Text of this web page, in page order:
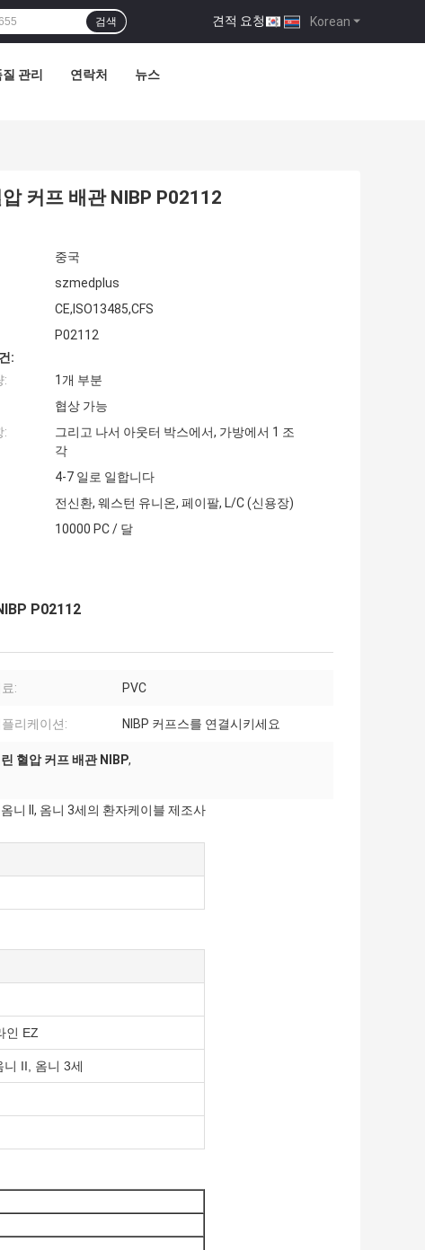
Korean
견적 요청 |
검색
질 관리 연락처 뉴스
커프 배관 NIBP P02112
중국
szmedplus
CE,ISO13485,CFS
P02112
:
:
1개 부분
협상 가능
:
그리고 나서 아웃터 박스에서, 가방에서 1 조
각
4-7 일로 일합니다
전신환, 웨스턴 유니온, 페이팔, L/C (신용장)
10000 PC / 달
P02112
: PVC
플리케이션: NIBP 커프스를 연결시키세요
혈압 커프 배관 NIBP,
니 II, 옴니 3세의 환자케이블 제조사
인 EZ
니 II, 옴니 3세